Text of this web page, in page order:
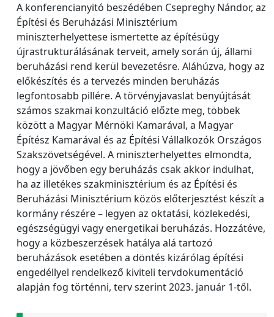
A konferencianyitó beszédében Csepreghy Nándor, az
Építési és Beruházási Minisztérium
miniszterhelyettese ismertette az építésügy
újrastrukturálásának terveit, amely során új, állami
beruházási rend kerül bevezetésre. Aláhúzva, hogy az
előkészítés és a tervezés minden beruházás
legfontosabb pillére. A törvényjavaslat benyújtását
számos szakmai konzultáció előzte meg, többek
között a Magyar Mérnöki Kamarával, a Magyar
Építész Kamarával és az Építési Vállalkozók Országos
Szakszövetségével. A miniszterhelyettes elmondta,
hogy a jövőben egy beruházás csak akkor indulhat,
ha az illetékes szakminisztérium és az Építési és
Beruházási Minisztérium közös előterjesztést készít a
kormány részére – legyen az oktatási, közlekedési,
egészségügyi vagy energetikai beruházás. Hozzátéve,
hogy a közbeszerzések hatálya alá tartozó
beruházások esetében a döntés kizárólag építési
engedéllyel rendelkező kiviteli tervdokumentáció
alapján fog történni, terv szerint 2023. január 1-től.